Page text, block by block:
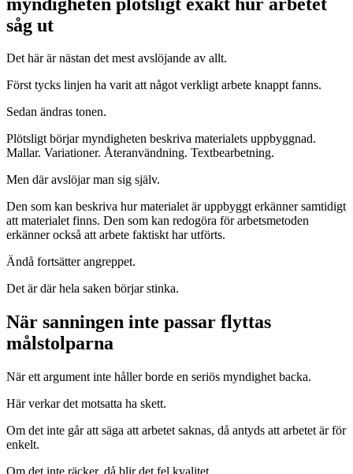
såg ut
Det här är nästan det mest avslöjande av allt.
Först tycks linjen ha varit att något verkligt arbete knappt fanns.
Sedan ändras tonen.
Plötsligt börjar myndigheten beskriva materialets uppbyggnad.
Mallar. Variationer. Återanvändning. Textbearbetning.
Men där avslöjar man sig själv.
Den som kan beskriva hur materialet är uppbyggt erkänner samtidigt
att materialet finns. Den som kan redogöra för arbetsmetoden
erkänner också att arbete faktiskt har utförts.
Ändå fortsätter angreppet.
Det är där hela saken börjar stinka.
När sanningen inte passar flyttas
målstolparna
När ett argument inte håller borde en seriös myndighet backa.
Här verkar det motsatta ha skett.
Om det inte går att säga att arbetet saknas, då antyds att arbetet är för
enkelt.